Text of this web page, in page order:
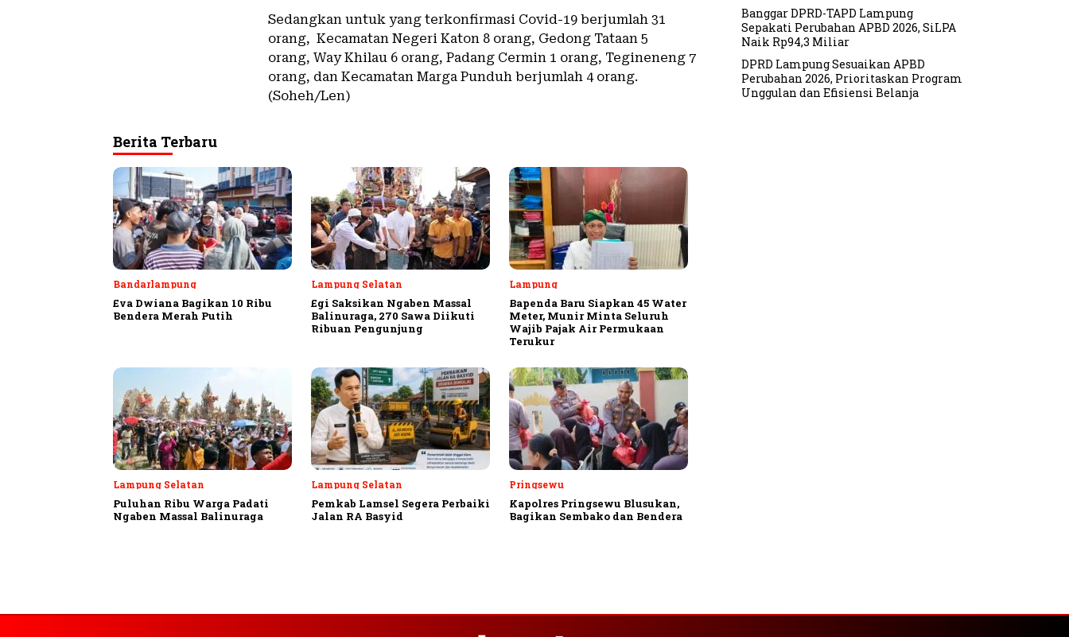
Sedangkan untuk yang terkonfirmasi Covid-19 berjumlah 31
orang, Kecamatan Negeri Katon 8 orang, Gedong Tataan 5
orang, Way Khilau 6 orang, Padang Cermin 1 orang, Tegineneng 7
orang, dan Kecamatan Marga Punduh berjumlah 4 orang.
(Soheh/Len)
Berita Terbaru
Bandarlampung
Eva Dwiana Bagikan 10 Ribu
Bendera Merah Putih
Lampung Selatan
Egi Saksikan Ngaben Massal
Balinuraga, 270 Sawa Diikuti
Ribuan Pengunjung
Lampung
Bapenda Baru Siapkan 45 Water
Meter, Munir Minta Seluruh
Wajib Pajak Air Permukaan
Terukur
Lampung Selatan
Puluhan Ribu Warga Padati
Ngaben Massal Balinuraga
Lampung Selatan
Pemkab Lamsel Segera Perbaiki
Jalan RA Basyid
Pringsewu
Kapolres Pringsewu Blusukan,
Bagikan Sembako dan Bendera
Banggar DPRD-TAPD Lampung
Sepakati Perubahan APBD 2026, SiLPA
Naik Rp94,3 Miliar
DPRD Lampung Sesuaikan APBD
Perubahan 2026, Prioritaskan Program
Unggulan dan Efisiensi Belanja